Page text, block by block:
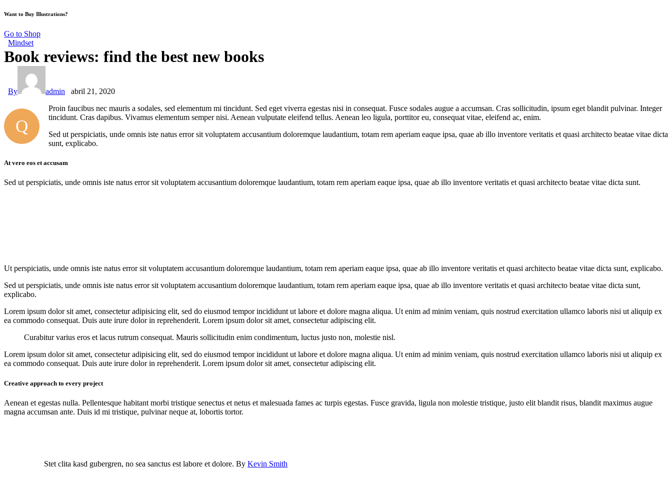
Want to Buy Illustrations?
Go to Shop
Mindset
Book reviews: find the best new books
By admin abril 21, 2020
Q
Proin faucibus nec mauris a sodales, sed elementum mi tincidunt. Sed eget viverra egestas nisi in consequat. Fusce sodales augue a accumsan. Cras sollicitudin, ipsum eget blandit pulvinar. Integer
tincidunt. Cras dapibus. Vivamus elementum semper nisi. Aenean vulputate eleifend tellus. Aenean leo ligula, porttitor eu, consequat vitae, eleifend ac, enim.
Sed ut perspiciatis, unde omnis iste natus error sit voluptatem accusantium doloremque laudantium, totam rem aperiam eaque ipsa, quae ab illo inventore veritatis et quasi architecto beatae vitae dicta
sunt, explicabo.
At vero eos et accusam
Sed ut perspiciatis, unde omnis iste natus error sit voluptatem accusantium doloremque laudantium, totam rem aperiam eaque ipsa, quae ab illo inventore veritatis et quasi architecto beatae vitae dicta sunt.
Ut perspiciatis, unde omnis iste natus error sit voluptatem accusantium doloremque laudantium, totam rem aperiam eaque ipsa, quae ab illo inventore veritatis et quasi architecto beatae vitae dicta sunt, explicabo.
Sed ut perspiciatis, unde omnis iste natus error sit voluptatem accusantium doloremque laudantium, totam rem aperiam eaque ipsa, quae ab illo inventore veritatis et quasi architecto beatae vitae dicta sunt,
explicabo.
Lorem ipsum dolor sit amet, consectetur adipisicing elit, sed do eiusmod tempor incididunt ut labore et dolore magna aliqua. Ut enim ad minim veniam, quis nostrud exercitation ullamco laboris nisi ut aliquip ex
ea commodo consequat. Duis aute irure dolor in reprehenderit. Lorem ipsum dolor sit amet, consectetur adipiscing elit.
Curabitur varius eros et lacus rutrum consequat. Mauris sollicitudin enim condimentum, luctus justo non, molestie nisl.
Lorem ipsum dolor sit amet, consectetur adipisicing elit, sed do eiusmod tempor incididunt ut labore et dolore magna aliqua. Ut enim ad minim veniam, quis nostrud exercitation ullamco laboris nisi ut aliquip ex
ea commodo consequat. Duis aute irure dolor in reprehenderit. Lorem ipsum dolor sit amet, consectetur adipiscing elit.
Creative approach to every project
Aenean et egestas nulla. Pellentesque habitant morbi tristique senectus et netus et malesuada fames ac turpis egestas. Fusce gravida, ligula non molestie tristique, justo elit blandit risus, blandit maximus augue
magna accumsan ante. Duis id mi tristique, pulvinar neque at, lobortis tortor.
Stet clita kasd gubergren, no sea sanctus est labore et dolore. By Kevin Smith